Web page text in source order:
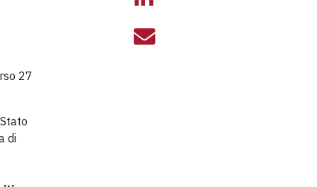
27
di
IL TERZO